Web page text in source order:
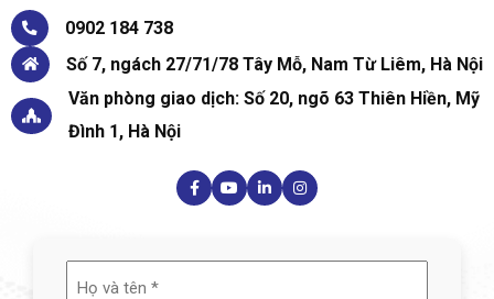
0902 184 738
Số 7, ngách 27/71/78 Tây Mỗ, Nam Từ Liêm, Hà Nội
Văn phòng giao dịch: Số 20, ngõ 63 Thiên Hiền, Mỹ
Đình 1, Hà Nội